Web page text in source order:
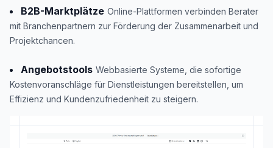
B2B-Marktplätze Online-Plattformen verbinden Berater
mit Branchenpartnern zur Förderung der Zusammenarbeit und
Projektchancen.
Angebotstools Webbasierte Systeme, die sofortige
Kostenvoranschläge für Dienstleistungen bereitstellen, um
Effizienz und Kundenzufriedenheit zu steigern.